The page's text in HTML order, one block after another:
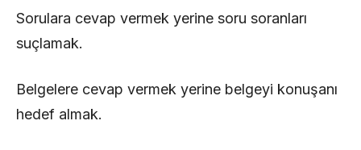
Sorulara cevap vermek yerine soru soranları
suçlamak.
Belgelere cevap vermek yerine belgeyi konuşanı
hedef almak.